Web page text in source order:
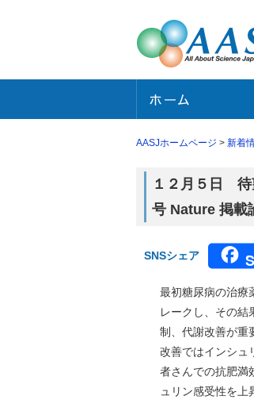
AASJホームページ > 新着
１２月５日 待
号 Nature 掲載
SNSシェア
最初糖尿病の治療
レークし、その結
制、代謝改善が重
改善ではインシュ
者さんでの抗肥満
ュリン感受性を上